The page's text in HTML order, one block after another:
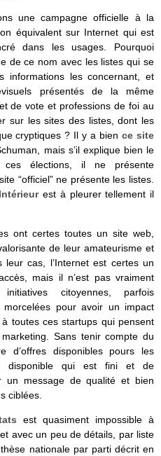
une campagne officielle à la
équivalent sur Internet qui est
dans les usages. Pourquoi
de ce nom avec les listes qui se
informations les concernant, et
présentés de la même
de vote et professions de foi au
sur les sites des listes, dont les
cryptiques ? Il y a bience site
mais s’il explique bien le
élections, il ne présente
“officiel” ne présente les listes.
est à pleurer tellement il
ont certes toutes un site web,
de leur amateurisme et
cas, l’Internet est certes un
mais il n’est pas vraiment
citoyennes, parfois
pour avoir un impact
toutes ces startups qui pensent
Sans tenir compte du
d’offres disponibles pours les
disponible qui est fini et de
un message de qualité et bien
ciblées.
est quasiment impossible à
avec un peu de détails, par liste
nationale par parti décrit en